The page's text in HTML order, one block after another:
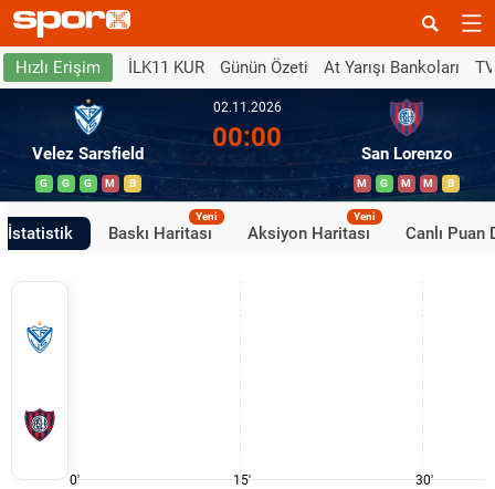
Hızlı Erişim İLK11 KUR Günün Özeti At Yarışı Bankoları
Velez Sarsfield
G G G M B
02.11.2026
00:00
San Lorenzo
M G M M B
İstatistik Baskı Haritası
Yeni
Aksiyon Haritası
Yeni
Canlı Puan
0' 15' 30'